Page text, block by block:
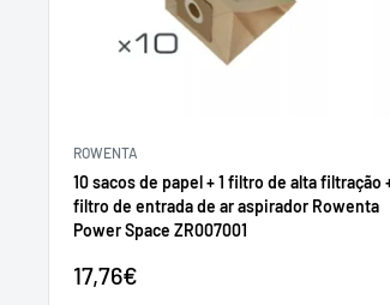
ROWENTA
10 sacos de papel + 1 filtro de alta filtração
filtro de entrada de ar aspirador Rowenta
Power Space ZR007001
Preço
17,76€